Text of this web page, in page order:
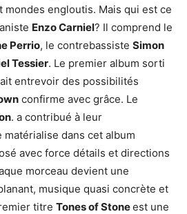
engloutis. Mais qui est ce
Enzo Carniel? Il comprend le
Perrio, le contrebassiste Simon
Tessier. Le premier album sorti
entrevoir des possibilités
confirme avec grâce. Le
. a contribué à leur
dans cet album
avec force détails et directions
morceau devient une
musique quasi concrète et
titre Tones of Stoneest une